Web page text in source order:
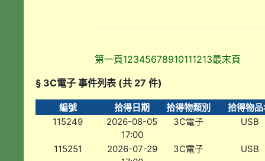
第一頁12345678910111213最末頁
§ 3C電子 事件列表 (共 27 件)
編號 拾得日期 拾得物類別
拾得物
115249
2026-08-05
17:00
3C電子 USB
115251
2026-07-29
3C電子 USB